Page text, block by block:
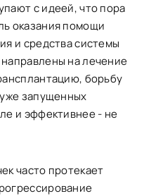
с идеей, что пора
оказания помощи
и средства системы
на лечение
борьбу
запущенных
и эффективнее - не
часто протекает